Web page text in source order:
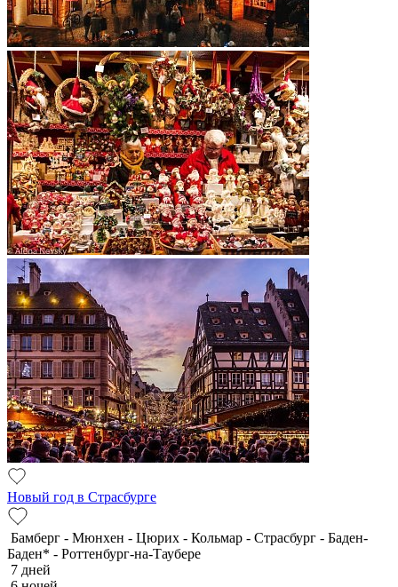
Новый год в Страсбурге
Бамберг - Мюнхен - Цюрих - Кольмар - Страсбург - Баден-
Баден* - Роттенбург-на-Таубере
7 дней